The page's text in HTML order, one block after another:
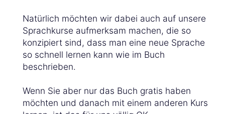
Natürlich möchten wir dabei auch auf unsere
Sprachkurse aufmerksam machen, die so
konzipiert sind, dass man eine neue Sprache
so schnell lernen kann wie im Buch
beschrieben.
Wenn Sie aber nur das Buch gratis haben
möchten und danach mit einem anderen Kurs